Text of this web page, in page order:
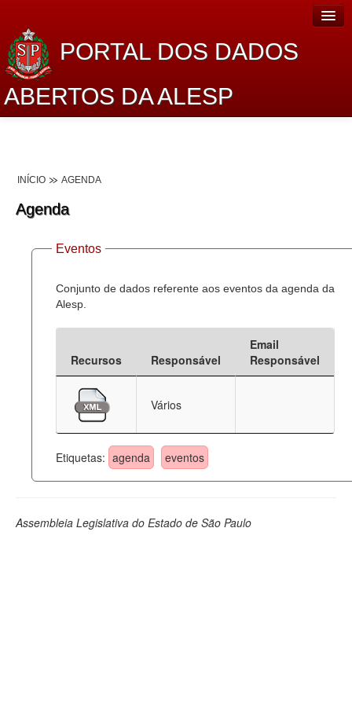
PORTAL DOS DADOS
ABERTOS DA ALESP
Lei de Acesso à Informação
Dados Governamentais Abertos
Planejamento
Catálogo de dados
Deputados Estaduais
Administração
Legislação
INÍCIO AGENDA
Agenda
Eventos
Conjunto de dados referente aos eventos da agenda da
Alesp.
Recursos Responsável
Email
Responsável
Vários
Etiquetas: agenda eventos
Assembleia Legislativa do Estado de São Paulo